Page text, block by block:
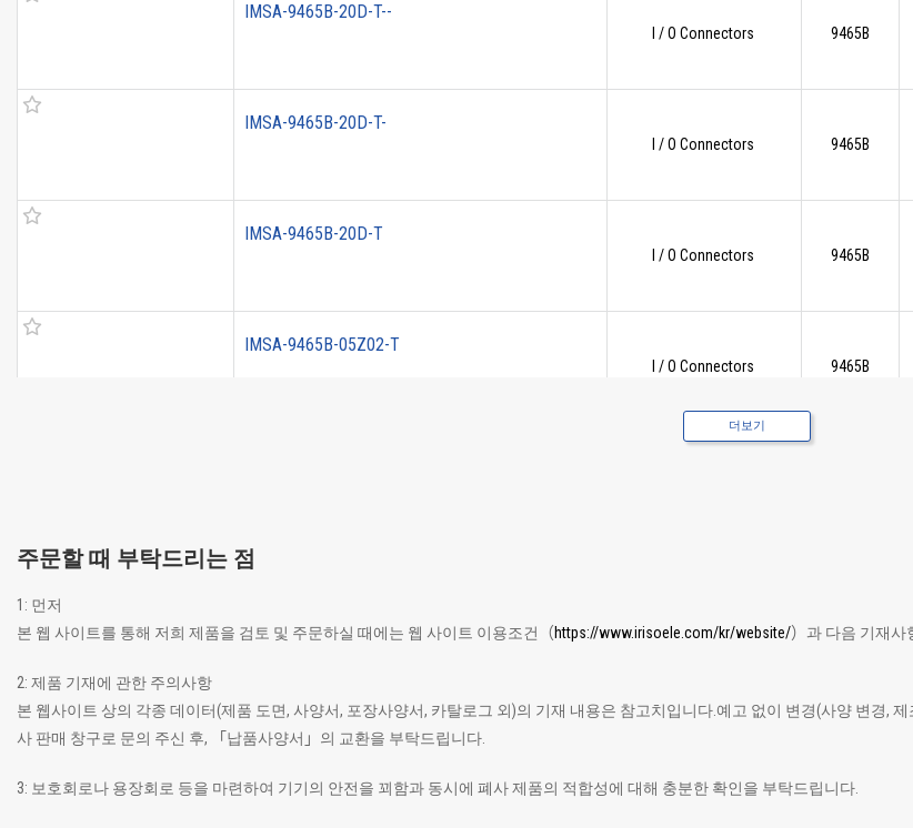
IMSA-9465B-20D-T--
I / O Connectors 9465B
IMSA-9465B-20D-T-
I / O Connectors 9465B
IMSA-9465B-20D-T
I / O Connectors 9465B
IMSA-9465B-05Z02-T
I / O Connectors 9465B
더보기
주문할 때 부탁드리는 점
1: 먼저
본 웹 사이트를 통해 저희 제품을 검토 및 주문하실 때에는 웹 사이트 이용조건（https://www.irisoele.com/kr/website/）과 다음 기재사
2: 제품 기재에 관한 주의사항
본 웹사이트 상의 각종 데이터(제품 도면, 사양서, 포장사양서, 카탈로그 외)의 기재 내용은 참고치입니다.예고 없이 변경(사양 변경,
사 판매 창구로 문의 주신 후, 「납품사양서」의 교환을 부탁드립니다.
3: 보호회로나 용장회로 등을 마련하여 기기의 안전을 꾀함과 동시에 폐사 제품의 적합성에 대해 충분한 확인을 부탁드립니다.